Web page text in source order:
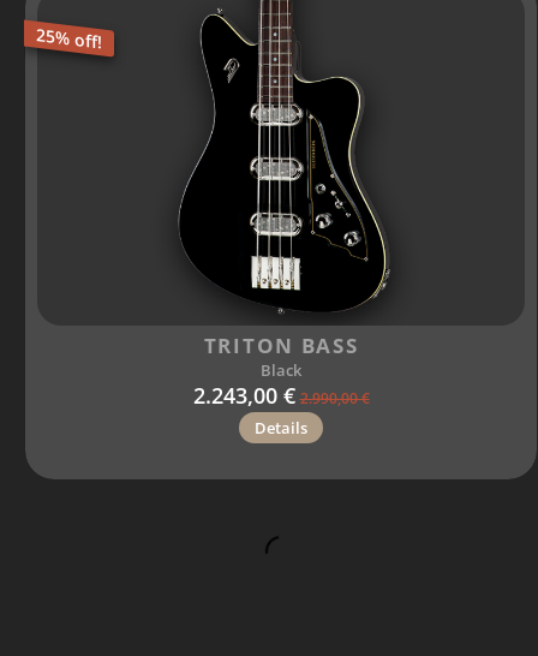
25% off!
2.243,00 € 2.990,00 €
TRITON BASS
Black
Details